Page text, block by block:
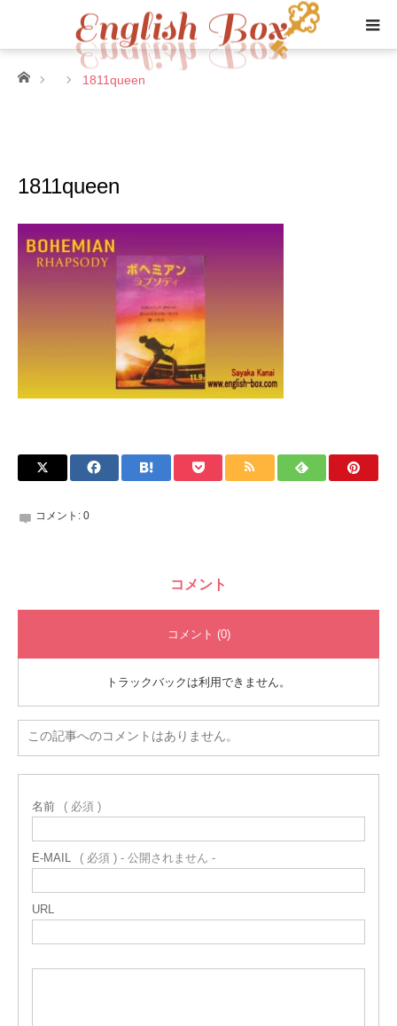
ホーム 1811queen
1811queen
コメント: 0
コメント
コメント (0)
トラックバックは利用できません。
この記事へのコメントはありません。
名前 ( 必須 )
E-MAIL ( 必須 ) - 公開されません -
URL